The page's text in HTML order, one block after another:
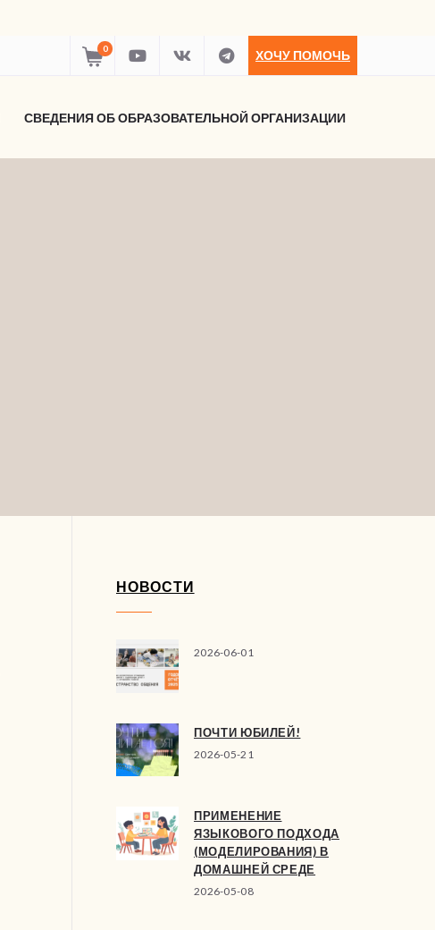
0 ХОЧУ ПОМОЧЬ
СВЕДЕНИЯ ОБ ОБРАЗОВАТЕЛЬНОЙ ОРГАНИЗАЦИИ
НОВОСТИ
2026-06-01
ПОЧТИ ЮБИЛЕЙ!
2026-05-21
ПРИМЕНЕНИЕ
ЯЗЫКОВОГО ПОДХОДА
(МОДЕЛИРОВАНИЯ) В
ДОМАШНЕЙ СРЕДЕ
2026-05-08